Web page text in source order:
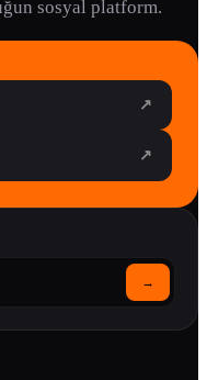
sosyal platform.
↗
↗
→